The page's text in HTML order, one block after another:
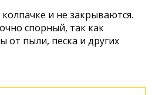
и не закрываются.
спорный, так как
пыли, песка и других